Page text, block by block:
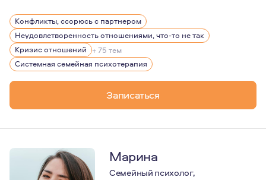
Я пришёл в профессию после того, как сам
С тех пор, психология для меня стала не только
Главным принципом для меня в моей работе является
Конфликты, ссорюсь с партнером
Неудовлетворенность отношениями, что-то не так
Кризис отношений + 75 тем
Системная семейная психотерапия
Записаться
Марина
Семейный психолог,